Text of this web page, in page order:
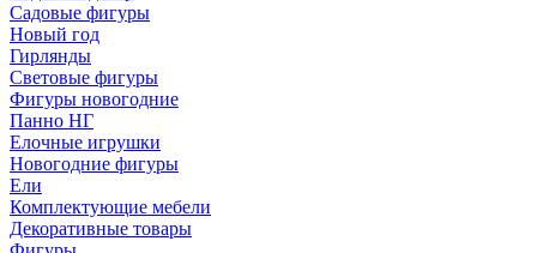
Садовые фигуры
Новый год
Гирлянды
Световые фигуры
Фигуры новогодние
Панно НГ
Елочные игрушки
Новогодние фигуры
Ели
Комплектующие мебели
Декоративные товары